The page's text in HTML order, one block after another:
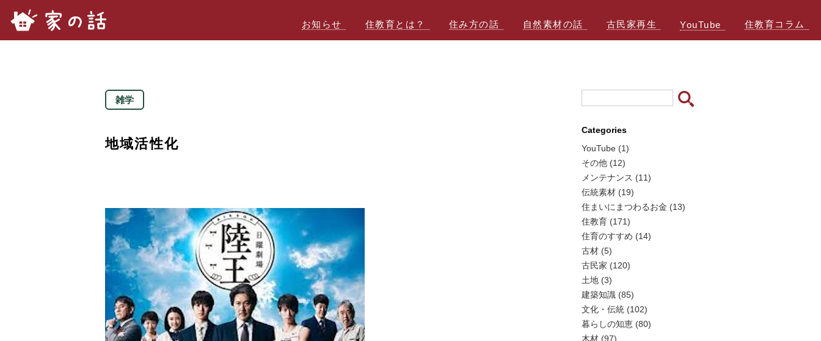
お知らせ
住教育とは？ 住み方の話 自然素材の話 古民家再生 YouTube 住教育コラム
雑学
地域活性化
Categories
YouTube (1)
その他 (12)
メンテナンス (11)
伝統素材 (19)
住まいにまつわるお金 (13)
住教育 (171)
住育のすすめ (14)
古材 (5)
古民家 (120)
土地 (3)
建築知識 (85)
文化・伝統 (102)
暮らしの知恵 (80)
木材 (97)